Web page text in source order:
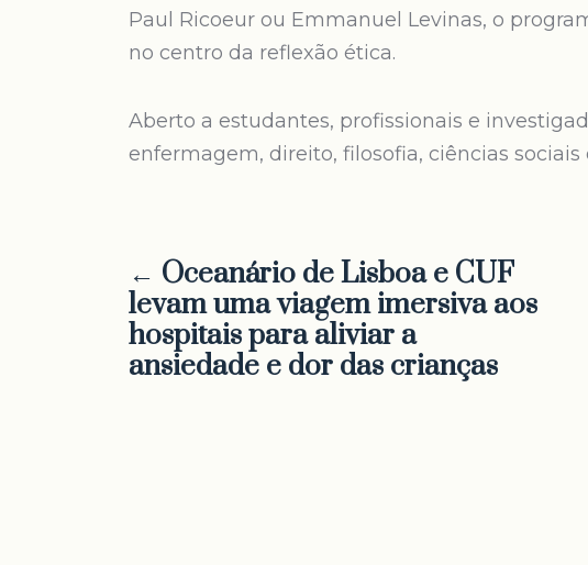
Paul Ricoeur ou Emmanuel Levinas, o
no centro da reflexão ética.
Aberto a estudantes, profissionais e
enfermagem, direito, filosofia, ciências sociais
← Oceanário de Lisboa e CUF
levam uma viagem imersiva aos
hospitais para aliviar a
ansiedade e dor das crianças